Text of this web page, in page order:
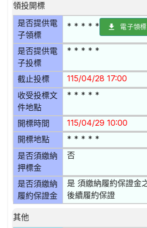
領投開標
是否提供電
子領標
* * * * * 電子領標
是否提供電
子投標
* * * * *
截止投標 115/04/28 17:00
收受投標文
件地點
* * * * *
開標時間 115/04/29 10:00
開標地點 * * * * *
是否須繳納
押標金
否
是否須繳納
履約保證金
是 須繳納履約保證金
後續履約保證
其他